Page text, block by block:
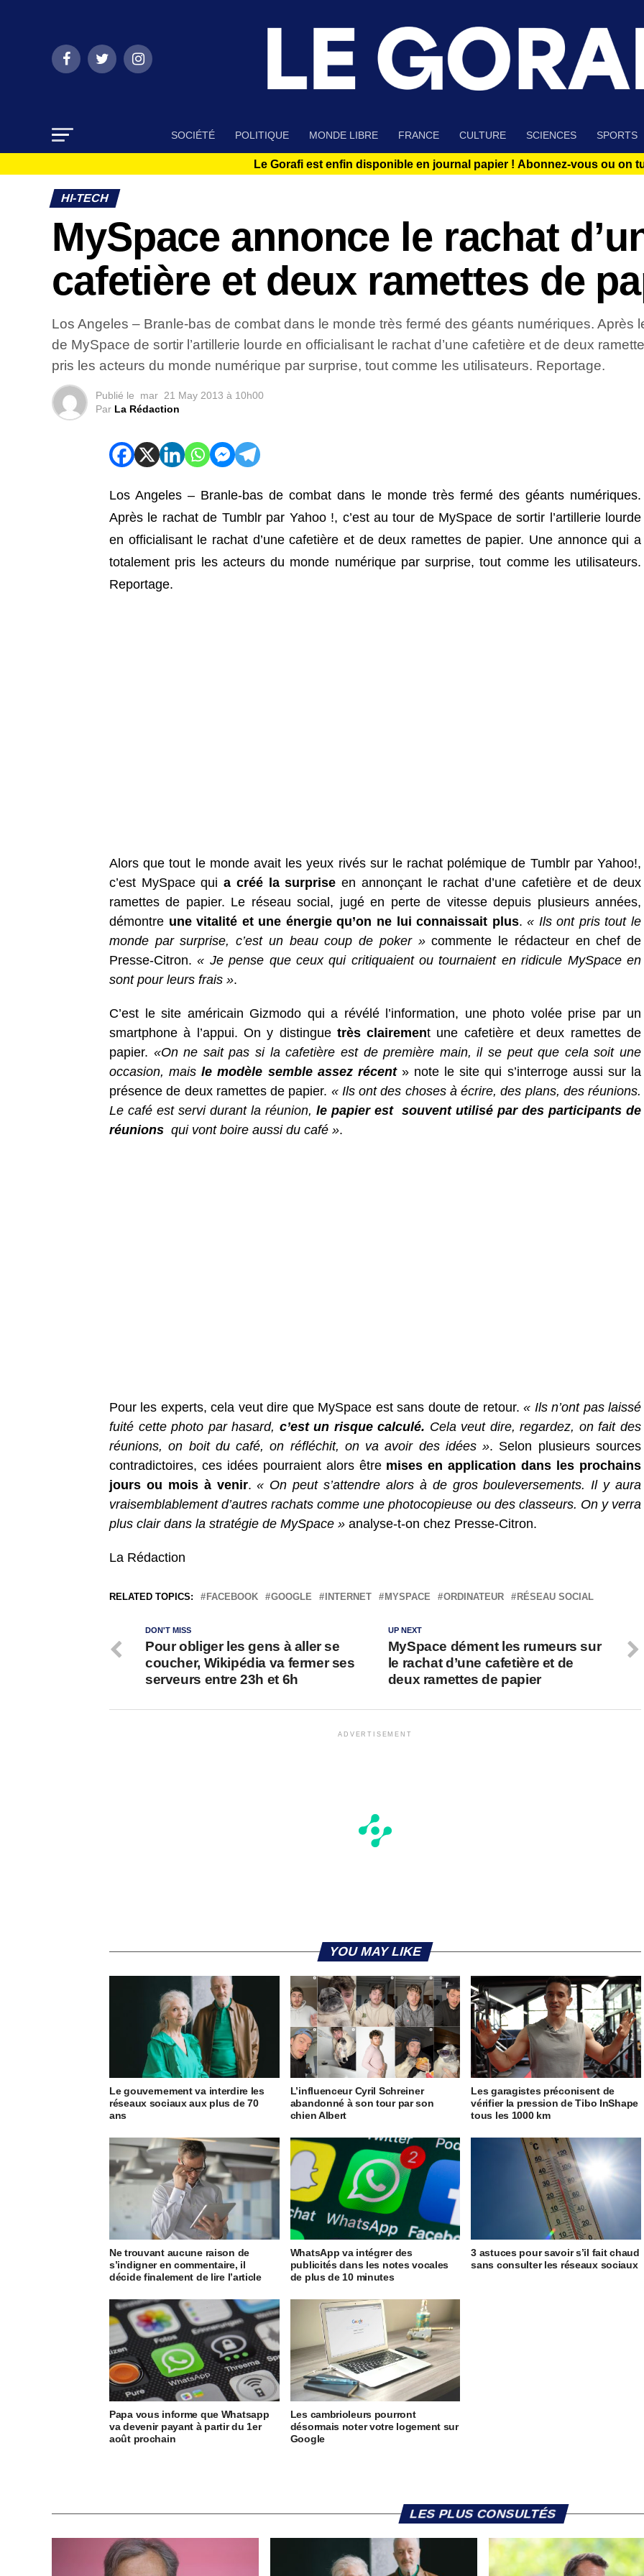
SOCIÉTÉ POLITIQUE MONDE LIBRE FRANCE CULTURE SCIENCES SPORTS
Le Gorafi est enfin disponible en journal papier ! Abonnez-vous ou on
HI-TECH
MySpace annonce le rachat
cafetière et deux ramettes de
Los Angeles – Branle-bas de combat dans le monde très fermé des géants numériques. Après
de MySpace de sortir l’artillerie lourde en officialisant le rachat d’une cafetière et de deux
pris les acteurs du monde numérique par surprise, tout comme les utilisateurs. Reportage.
Publié le mar 21 May 2013 à 10h00
Par La Rédaction
Los Angeles – Branle-bas de combat dans le monde très fermé des géants numériques.
Après le rachat de Tumblr par Yahoo !, c’est au tour de MySpace de sortir l’artillerie lourde
en officialisant le rachat d’une cafetière et de deux ramettes de papier. Une annonce qui a
totalement pris les acteurs du monde numérique par surprise, tout comme les utilisateurs.
Reportage.
Alors que tout le monde avait les yeux rivés sur le rachat polémique de Tumblr par Yahoo!,
c’est MySpace qui a créé la surprise en annonçant le rachat d’une cafetière et de deux
ramettes de papier. Le réseau social, jugé en perte de vitesse depuis plusieurs années,
démontre une vitalité et une énergie qu’on ne lui connaissait plus.« Ils ont pris tout le
monde par surprise, c’est un beau coup de poker »commente le rédacteur en chef de
Presse-Citron.« Je pense que ceux qui critiquaient ou tournaient en ridicule MySpace en
sont pour leurs frais ».
C’est le site américain Gizmodo qui a révélé l’information, une photo volée prise par un
smartphone à l’appui. On y distinguetrès clairement une cafetière et deux ramettes de
papier. «On ne sait pas si la cafetière est de première main, il se peut que cela soit une
occasion, mais le modèle semble assez récent» note le site qui s’interroge aussi sur la
présence de deux ramettes de papier. « Ils ont des choses à écrire, des plans, des réunions.
Le café est servi durant la réunion, le papier est souvent utilisé par des participants de
réunions qui vont boire aussi du café ».
Pour les experts, cela veut dire que MySpace est sans doute de retour.« Ils n’ont pas laissé
fuité cette photo par hasard, c’est un risque calculé. Cela veut dire, regardez, on fait des
réunions, on boit du café, on réfléchit, on va avoir des idées ». Selon plusieurs sources
contradictoires, ces idées pourraient alors être mises en application dans les prochains
jours ou mois à venir.« On peut s’attendre alors à de gros bouleversements. Il y aura
vraisemblablement d’autres rachats comme une photocopieuse ou des classeurs. On y verra
plus clair dans la stratégie de MySpace » analyse-t-on chez Presse-Citron.
La Rédaction
RELATED TOPICS: FACEBOOK GOOGLE INTERNET MYSPACE ORDINATEUR RÉSEAU SOCIAL
UP NEXT
MySpace dément les rumeurs sur
le rachat d’une cafetière et de
deux ramettes de papier
DON'T MISS
Pour obliger les gens à aller se
coucher, Wikipédia va fermer ses
serveurs entre 23h et 6h
ADVERTISEMENT
YOU MAY LIKE
Le gouvernement va interdire les
réseaux sociaux aux plus de 70
ans
L’influenceur Cyril Schreiner
abandonné à son tour par son
chien Albert
Les garagistes préconisent de
vérifier la pression de Tibo InShape
tous les 1000 km
Ne trouvant aucune raison de
s’indigner en commentaire, il
décide finalement de lire l’article
WhatsApp va intégrer des
publicités dans les notes vocales
de plus de 10 minutes
3 astuces pour savoir s’il fait chaud
sans consulter les réseaux sociaux
Papa vous informe que Whatsapp
va devenir payant à partir du 1er
août prochain
Les cambrioleurs pourront
désormais noter votre logement sur
Google
LES PLUS CONSULTÉS